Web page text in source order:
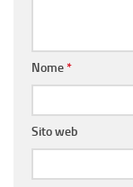
Nome*
Sito web